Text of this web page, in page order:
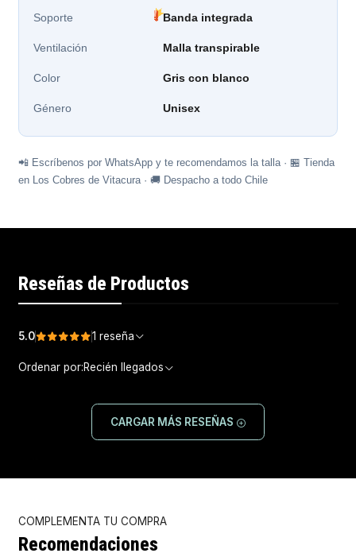
Soporte Banda integrada
Ventilación Malla transpirable
Color Gris con blanco
Género Unisex
📲 Escríbenos por WhatsApp y te recomendamos la talla · 🏪 Tienda
en Los Cobres de Vitacura · 🚚 Despacho a todo Chile
Reseñas de Productos
5.0 1 reseña
Ordenar por:Recién llegados
CARGAR MÁS RESEÑAS
COMPLEMENTA TU COMPRA
Recomendaciones